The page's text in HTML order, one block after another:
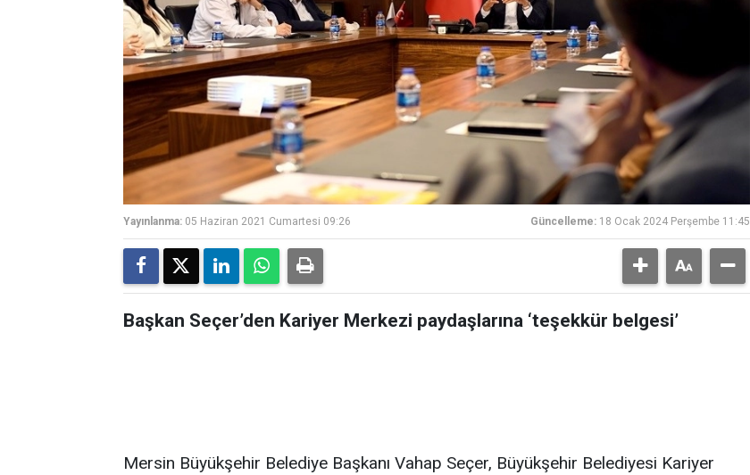
Yayınlanma: 05 Haziran 2021 Cumartesi 09:26 Güncelleme: 18 Ocak 2024 Perşembe 11:45
Başkan Seçer’den Kariyer Merkezi paydaşlarına ‘teşekkür belgesi’
Mersin Büyükşehir Belediye Başkanı Vahap Seçer, Büyükşehir Belediyesi Kariyer